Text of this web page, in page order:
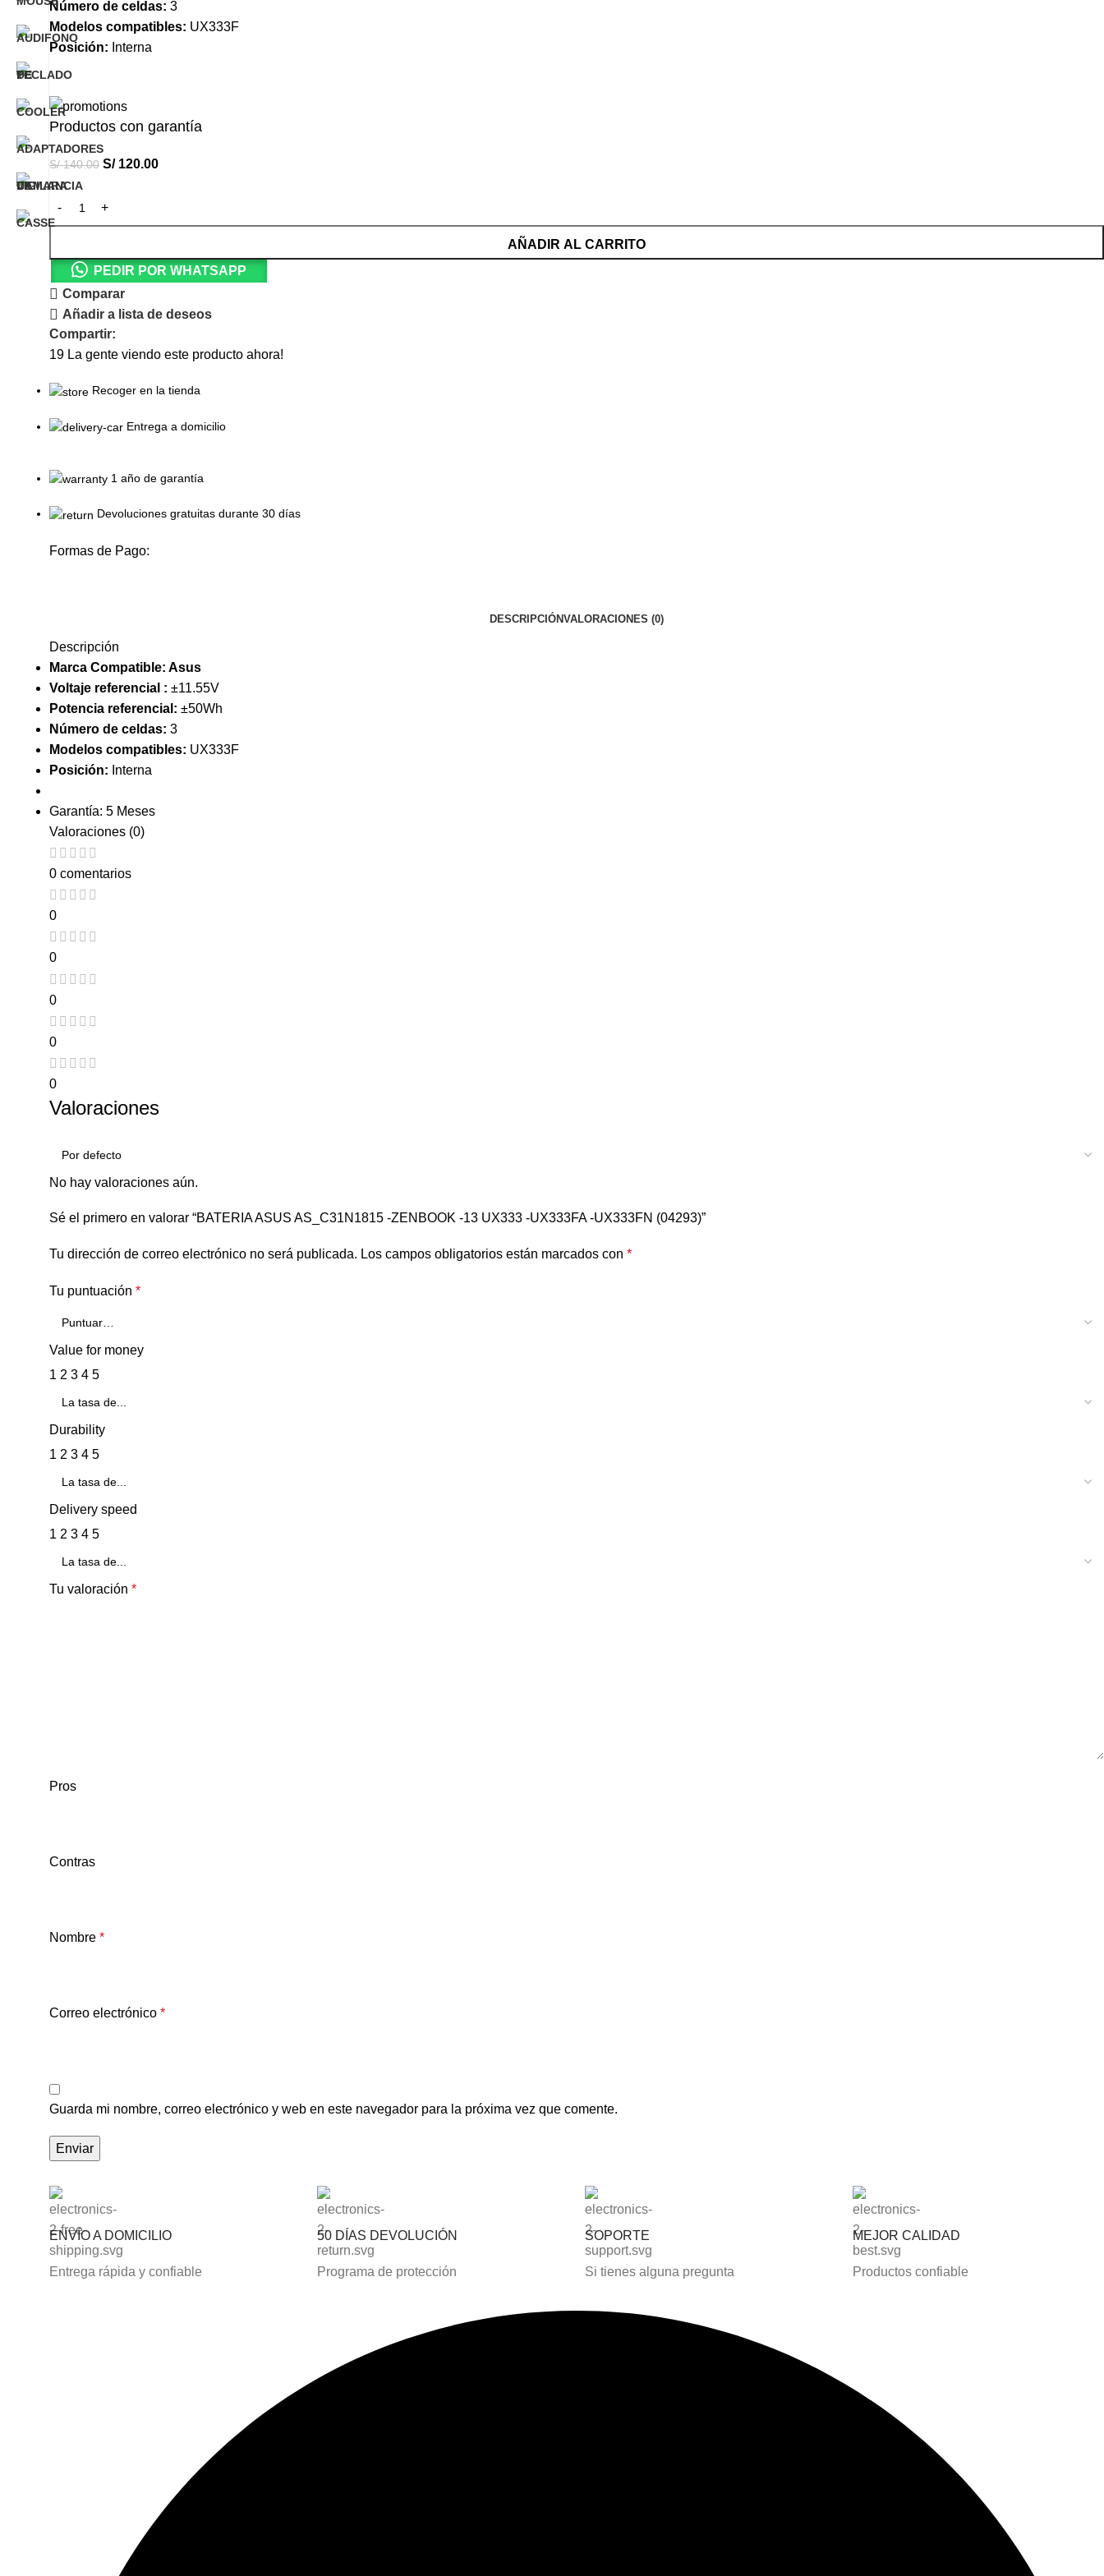
Número de celdas: 3
Modelos compatibles: UX333F
Posición: Interna
Productos con garantía
S/140.00 S/120.00
AÑADIR AL CARRITO
PEDIR POR WHATSAPP
Comparar
Añadir a lista de deseos
Compartir:
19 La gente viendo este producto ahora!
Recoger en la tienda
Entrega a domicilio
1 año de garantía
Devoluciones gratuitas durante 30 días
Formas de Pago:
DESCRIPCIÓNVALORACIONES (0)
Descripción
Marca Compatible: Asus
Voltaje referencial : ±11.55V
Potencia referencial: ±50Wh
Número de celdas: 3
Modelos compatibles: UX333F
Posición: Interna
Garantía: 5 Meses
Valoraciones (0)
0 comentarios
0
0
0
0
0
Valoraciones
No hay valoraciones aún.
Sé el primero en valorar “BATERIA ASUS AS_C31N1815 -ZENBOOK -13 UX333 -UX333FA -UX333FN (04293)”
Tu dirección de correo electrónico no será publicada. Los campos obligatorios están marcados con *
Tu puntuación *
Value for money
1 2 3 4 5
Durability
1 2 3 4 5
Delivery speed
1 2 3 4 5
Tu valoración *
Pros
Contras
Nombre *
Correo electrónico *
Guarda mi nombre, correo electrónico y web en este navegador para la próxima vez que comente.
ENVÍO A DOMICILIO
Entrega rápida y confiable
50 DÍAS DEVOLUCIÓN
Programa de protección
SOPORTE
Si tienes alguna pregunta
MEJOR CALIDAD
Productos confiable